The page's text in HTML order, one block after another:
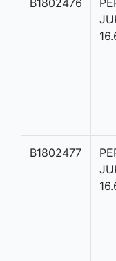
B1802476
B1802477